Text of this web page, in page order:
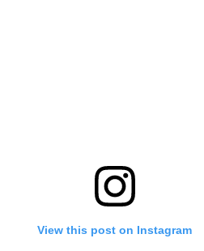
View this post on Instagram